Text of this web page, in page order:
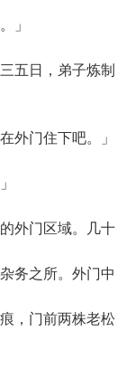
」
五日，弟子炼制
门住下吧。」
外门区域。几十
务之所。外门中
，门前两株老松